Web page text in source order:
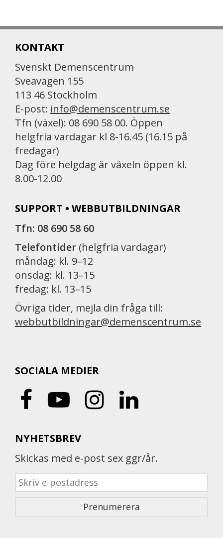
KONTAKT
Svenskt Demenscentrum
Sveavägen 155
113 46 Stockholm
E-post: info@demenscentrum.se
Tfn (växel): 08 690 58 00. Öppen
helgfria vardagar kl 8-16.45 (16.15 på
fredagar)
Dag före helgdag är växeln öppen kl.
8.00-12.00
SUPPORT • WEBBUTBILDNINGAR
Tfn: 08 690 58 60
Telefontider (helgfria vardagar)
måndag: kl. 9–12
onsdag: kl. 13–15
fredag: kl. 13–15
Övriga tider, mejla din fråga till:
webbutbildningar@demenscentrum.se
SOCIALA MEDIER
NYHETSBREV
Skickas med e-post sex ggr/år.